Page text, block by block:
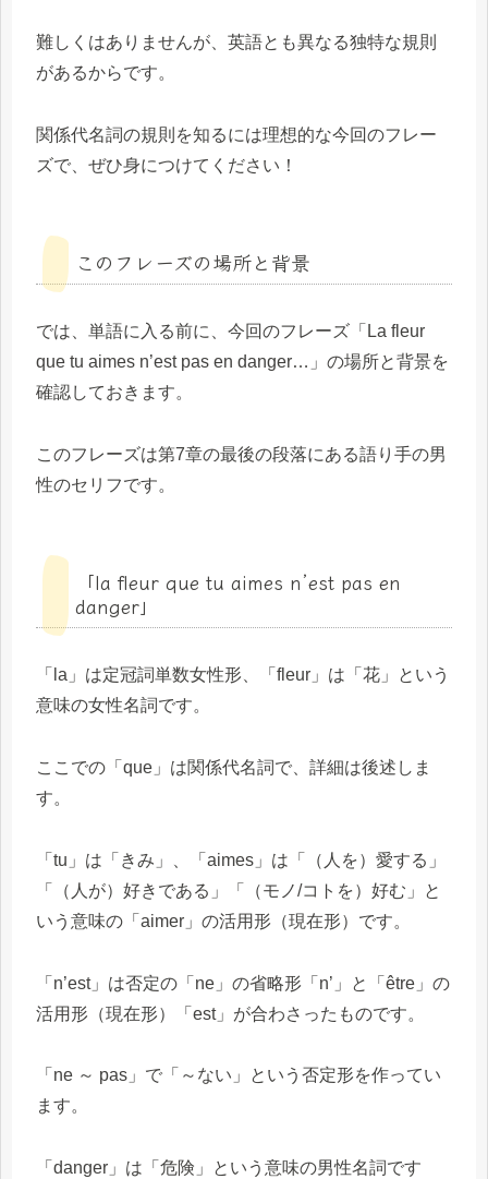
難しくはありませんが、英語とも異なる独特な規則
があるからです。
関係代名詞の規則を知るには理想的な今回のフレー
ズで、ぜひ身につけてください！
このフレーズの場所と背景
では、単語に入る前に、今回のフレーズ「La fleur
que tu aimes n’est pas en danger…」の場所と背景を
確認しておきます。
このフレーズは第7章の最後の段落にある語り手の男
性のセリフです。
「la fleur que tu aimes n’est pas en
danger」
「la」は定冠詞単数女性形、「fleur」は「花」という
意味の女性名詞です。
ここでの「que」は関係代名詞で、詳細は後述しま
す。
「tu」は「きみ」、「aimes」は「（人を）愛する」
「（人が）好きである」「（モノ/コトを）好む」と
いう意味の「aimer」の活用形（現在形）です。
「n’est」は否定の「ne」の省略形「n’」と「être」の
活用形（現在形）「est」が合わさったものです。
「ne ～ pas」で「～ない」という否定形を作ってい
ます。
「danger」は「危険」という意味の男性名詞です